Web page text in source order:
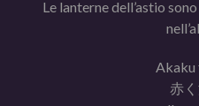
Le lanterne dell’astio
Akaku
赤く